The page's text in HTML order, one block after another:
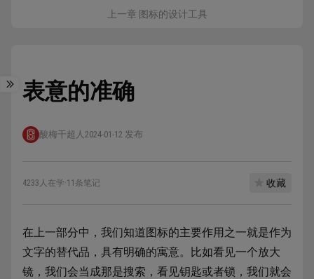
上一章 图标的设计工具
表意的准确
酸梅干超人 2024-01-12 发布
4233人在学·11条笔记 收藏
在上一部分中，我们知道图标的主要作用之一就是作为
文字的替代品，具有明确的寓意。比如看见一个放大
镜，我们会当成那是搜索，看见钥匙或者锁，我们就会